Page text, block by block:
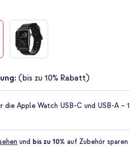
(bis zu 10% Rabatt)
die Apple Watch USB-C und USB-A – 1
und bis zu 10% auf Zubehör sparen